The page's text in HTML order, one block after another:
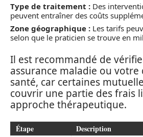
Type de traitement : Des
peuvent entraîner des coûts
Zone géographique : Les tarifs
selon que le praticien se trouve en
Il est recommandé de
assurance maladie ou
santé, car certaines
couvrir une partie des frais
approche thérapeutique.
Étape Description